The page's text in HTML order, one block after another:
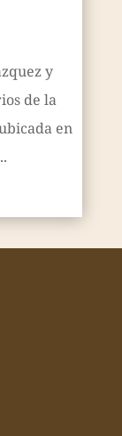
y
de la
en